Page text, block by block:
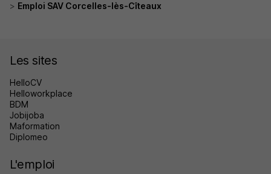
Emploi SAV Corcelles-lès-Cîteaux
Les sites
HelloCV
Helloworkplace
BDM
Jobijoba
Maformation
Diplomeo
L'emploi